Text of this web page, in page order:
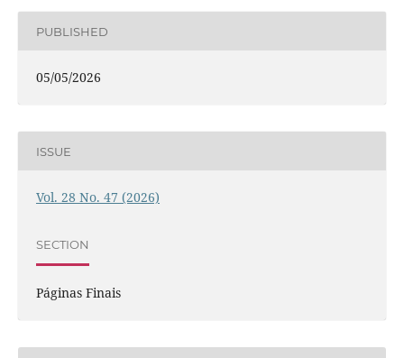
PUBLISHED
05/05/2026
ISSUE
Vol. 28 No. 47 (2026)
SECTION
Páginas Finais